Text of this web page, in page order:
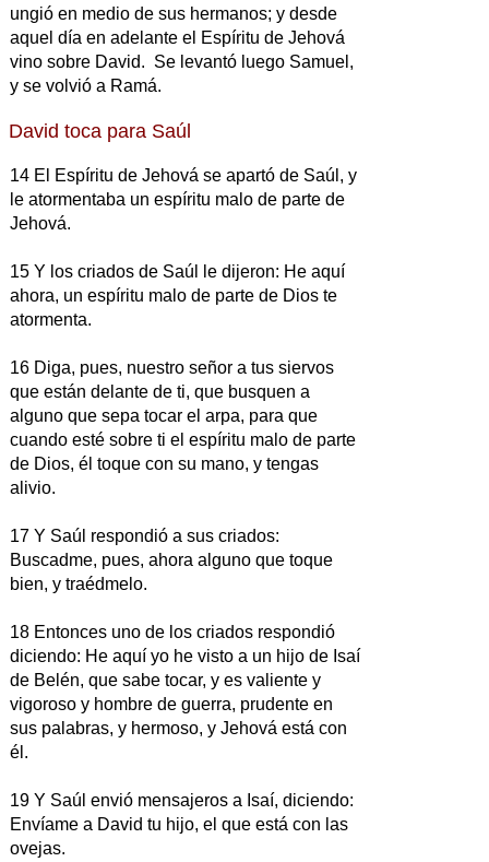
ungió en medio de sus hermanos; y desde
aquel día en adelante el Espíritu de Jehová
vino sobre David. Se levantó luego Samuel,
y se volvió a Ramá.
David toca para Saúl
14 El Espíritu de Jehová se apartó de Saúl, y
le atormentaba un espíritu malo de parte de
Jehová.
15 Y los criados de Saúl le dijeron: He aquí
ahora, un espíritu malo de parte de Dios te
atormenta.
16 Diga, pues, nuestro señor a tus siervos
que están delante de ti, que busquen a
alguno que sepa tocar el arpa, para que
cuando esté sobre ti el espíritu malo de parte
de Dios, él toque con su mano, y tengas
alivio.
17 Y Saúl respondió a sus criados:
Buscadme, pues, ahora alguno que toque
bien, y traédmelo.
18 Entonces uno de los criados respondió
diciendo: He aquí yo he visto a un hijo de Isaí
de Belén, que sabe tocar, y es valiente y
vigoroso y hombre de guerra, prudente en
sus palabras, y hermoso, y Jehová está con
él.
19 Y Saúl envió mensajeros a Isaí, diciendo:
Envíame a David tu hijo, el que está con las
ovejas.